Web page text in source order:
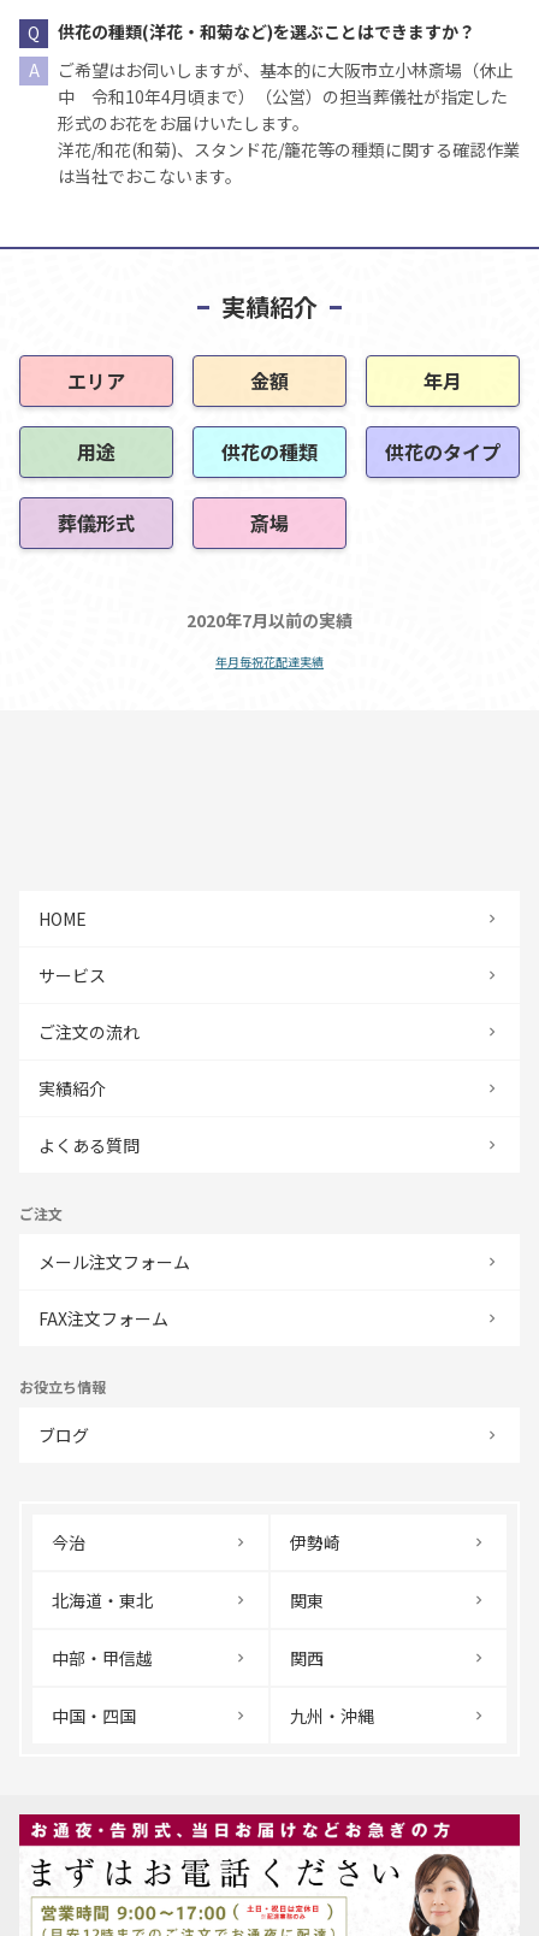
供花の種類(洋花・和菊など)を選ぶことはできますか？
ご希望はお伺いしますが、基本的に大阪市立小林斎場（休止
中 令和10年4月頃まで）（公営）の担当葬儀社が指定した
形式のお花をお届けいたします。
洋花/和花(和菊)、スタンド花/籠花等の種類に関する確認作業
は当社でおこないます。
実績紹介
エリア 金額 年月
用途 供花の種類 供花のタイプ
葬儀形式 斎場
2020年7月以前の実績
年月毎祝花配達実績
HOME
サービス
ご注文の流れ
実績紹介
よくある質問
ご注文
メール注文フォーム
FAX注文フォーム
お役立ち情報
ブログ
今治 伊勢崎
北海道・東北 関東
中部・甲信越 関西
中国・四国 九州・沖縄